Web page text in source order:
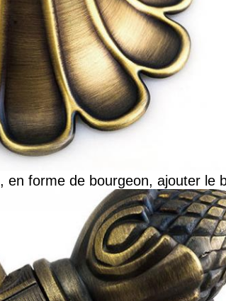
en forme de bourgeon, ajouter le